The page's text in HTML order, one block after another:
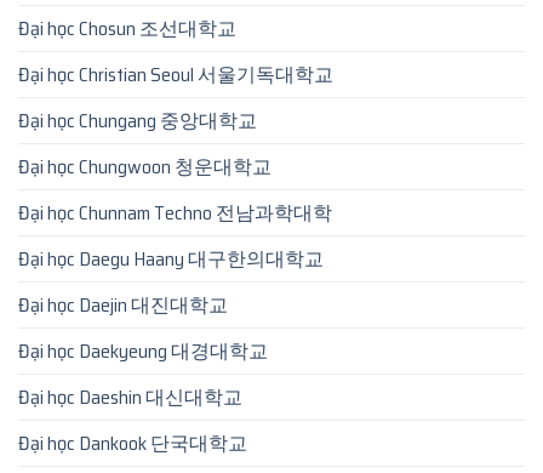
Đại học Chosun 조선대학교
Đại học Christian Seoul 서울기독대학교
Đại học Chungang 중앙대학교
Đại học Chungwoon 청운대학교
Đại học Chunnam Techno 전남과학대학
Đại học Daegu Haany 대구한의대학교
Đại học Daejin 대진대학교
Đại học Daekyeung 대경대학교
Đại học Daeshin 대신대학교
Đại học Dankook 단국대학교